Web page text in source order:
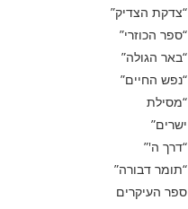
“צדקת הצדיק”
“ספר הכוזרי”
“באר הגולה”
“נפש החיים”
“מסילת
ישרים”
“דרך ה'”
“תומר דבורה”
ספר העיקרים